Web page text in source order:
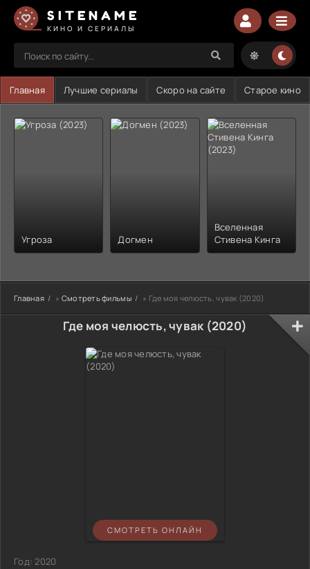
SITENAME
КИНО И СЕРИАЛЫ
Главная Лучшие сериалы Скоро на сайте Старое кино
Угроза Догмен
Вселенная
Стивена Кинга
Главная » Смотреть фильмы » Где моя челюсть, чувак (2020)
Где моя челюсть, чувак (2020)
СМОТРЕТЬ ОНЛАЙН
Год:2020